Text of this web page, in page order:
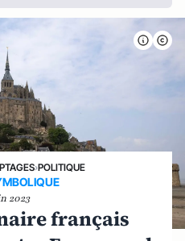
›POLITIQUE
2023
français